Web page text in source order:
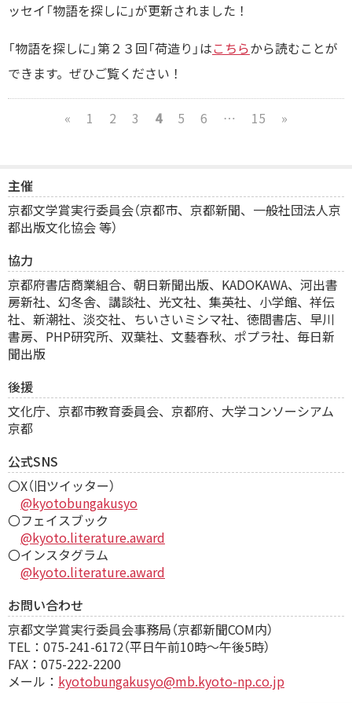
ッセイ「物語を探しに」が更新されました！
「物語を探しに」第２３回「荷造り」はこちらから読むことが
できます。ぜひご覧ください！
« 1 2 3 4 5 6 … 15 »
主催
京都文学賞実行委員会（京都市、京都新聞、一般社団法人京
都出版文化協会 等）
協力
京都府書店商業組合、 朝日新聞出版、KADOKAWA、河出書
房新社、幻冬舎、講談社、光文社、集英社、小学館、祥伝
社、新潮社、淡交社、ちいさいミシマ社、徳間書店、早川
書房、PHP研究所、双葉社、文藝春秋、ポプラ社、毎日新
聞出版
後援
文化庁、京都市教育委員会、京都府、大学コンソーシアム
京都
公式SNS
〇X（旧ツイッター）
@kyotobungakusyo
〇フェイスブック
@kyoto.literature.award
〇インスタグラム
@kyoto.literature.award
お問い合わせ
京都文学賞実行委員会事務局（京都新聞COM内）
TEL：075-241-6172（平日午前10時～午後5時）
FAX：075-222-2200
メール： kyotobungakusyo@mb.kyoto-np.co.jp